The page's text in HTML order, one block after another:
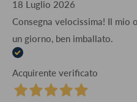
18 Luglio 2026
Consegna velocissima! Il mio
un giorno, ben imballato.
Acquirente verificato